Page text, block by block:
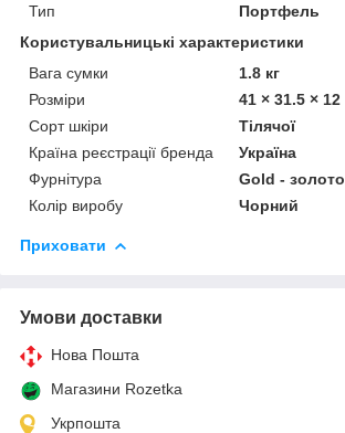
Тип
Портфель
Користувальницькі характеристики
Вага сумки
1.8 кг
Розміри
41 × 31.5 × 12
Сорт шкіри
Тілячої
Країна реєстрації бренда
Україна
Фурнітура
Gold - золото
Колір виробу
Чорний
Приховати
Умови доставки
Нова Пошта
Магазини Rozetka
Укрпошта